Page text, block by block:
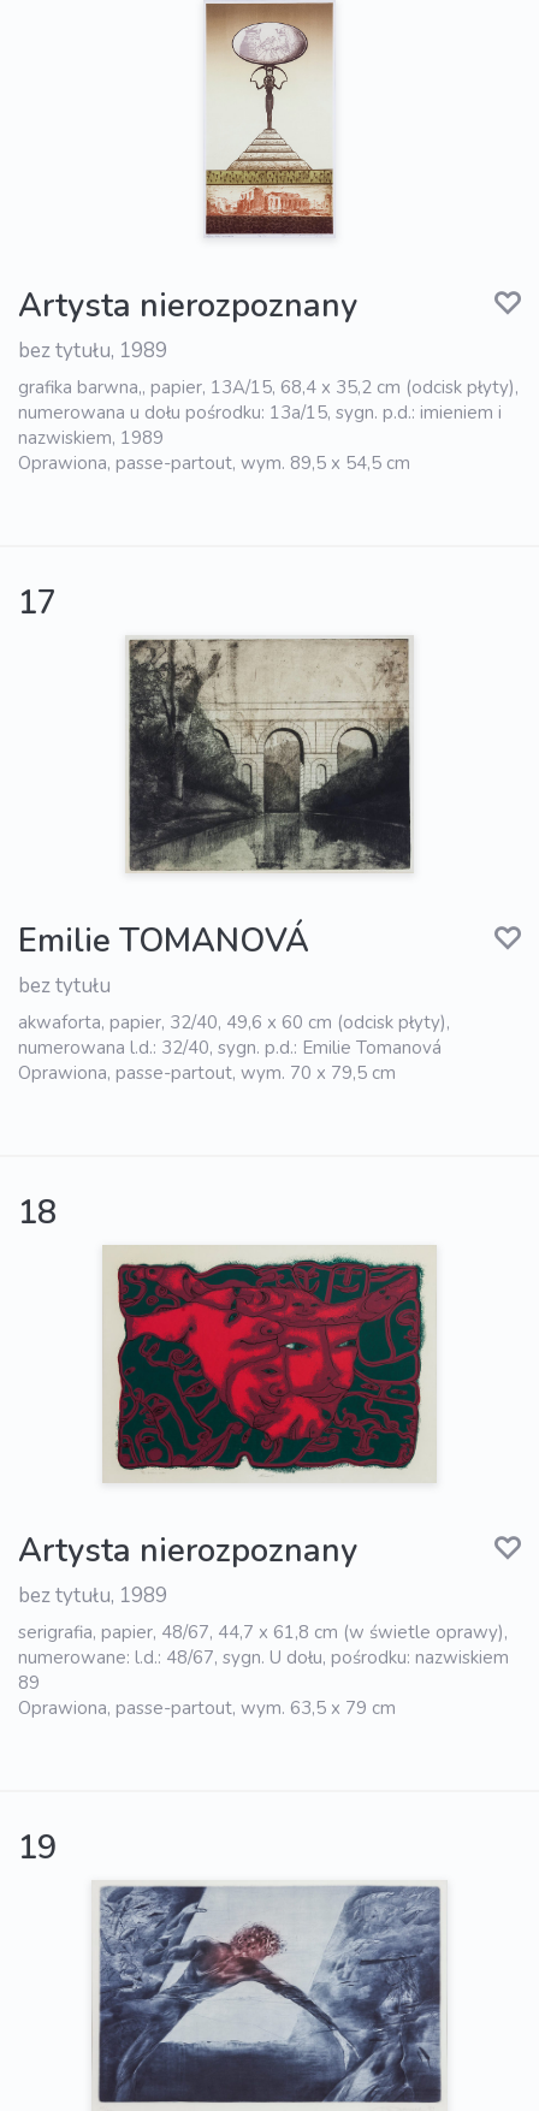
Artysta nierozpoznany
bez tytułu, 1989
grafika barwna,, papier, 13A/15, 68,4 x 35,2 cm (odcisk płyty),
numerowana u dołu pośrodku: 13a/15, sygn. p.d.: imieniem i
nazwiskiem, 1989
Oprawiona, passe-partout, wym. 89,5 x 54,5 cm
17
Emilie TOMANOVÁ
bez tytułu
akwaforta, papier, 32/40, 49,6 x 60 cm (odcisk płyty),
numerowana l.d.: 32/40, sygn. p.d.: Emilie Tomanová
Oprawiona, passe-partout, wym. 70 x 79,5 cm
18
Artysta nierozpoznany
bez tytułu, 1989
serigrafia, papier, 48/67, 44,7 x 61,8 cm (w świetle oprawy),
numerowane: l.d.: 48/67, sygn. U dołu, pośrodku: nazwiskiem
89
Oprawiona, passe-partout, wym. 63,5 x 79 cm
19